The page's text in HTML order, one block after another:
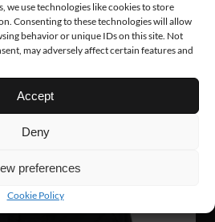
we use technologies like cookies to store
Consenting to these technologies will allow
behavior or unique IDs on this site. Not
may adversely affect certain features and
Accept
Deny
preferences
Cookie Policy
1 532 Nkr